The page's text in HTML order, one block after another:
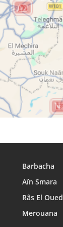
19:09
19:08
19:07
Barbacha
Aïn Smara
Râs El Oued
Merouana